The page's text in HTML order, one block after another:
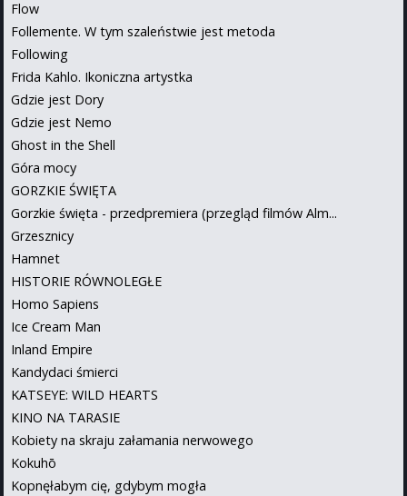
Flow
Follemente. W tym szaleństwie jest metoda
Following
Frida Kahlo. Ikoniczna artystka
Gdzie jest Dory
Gdzie jest Nemo
Ghost in the Shell
Góra mocy
GORZKIE ŚWIĘTA
Gorzkie święta - przedpremiera (przegląd filmów Alm...
Grzesznicy
Hamnet
HISTORIE RÓWNOLEGŁE
Homo Sapiens
Ice Cream Man
Inland Empire
Kandydaci śmierci
KATSEYE: WILD HEARTS
KINO NA TARASIE
Kobiety na skraju załamania nerwowego
Kokuhō
Kopnęłabym cię, gdybym mogła